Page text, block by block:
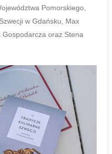
Pomorskiego,
w Gdańsku, Max
Gospodarcza oraz Stena